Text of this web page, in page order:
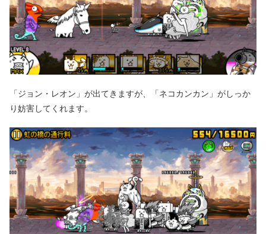
「ジョン・レオン」が出てきますが、「ネコカンカン」がしっか
り妨害してくれます。